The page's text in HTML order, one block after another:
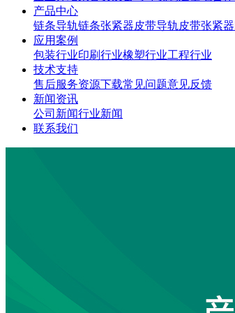
产品中心
链条导轨链条张紧器皮带导轨皮带张紧器
应用案例
包装行业印刷行业橡塑行业工程行业
技术支持
售后服务资源下载常见问题意见反馈
新闻资讯
公司新闻行业新闻
联系我们